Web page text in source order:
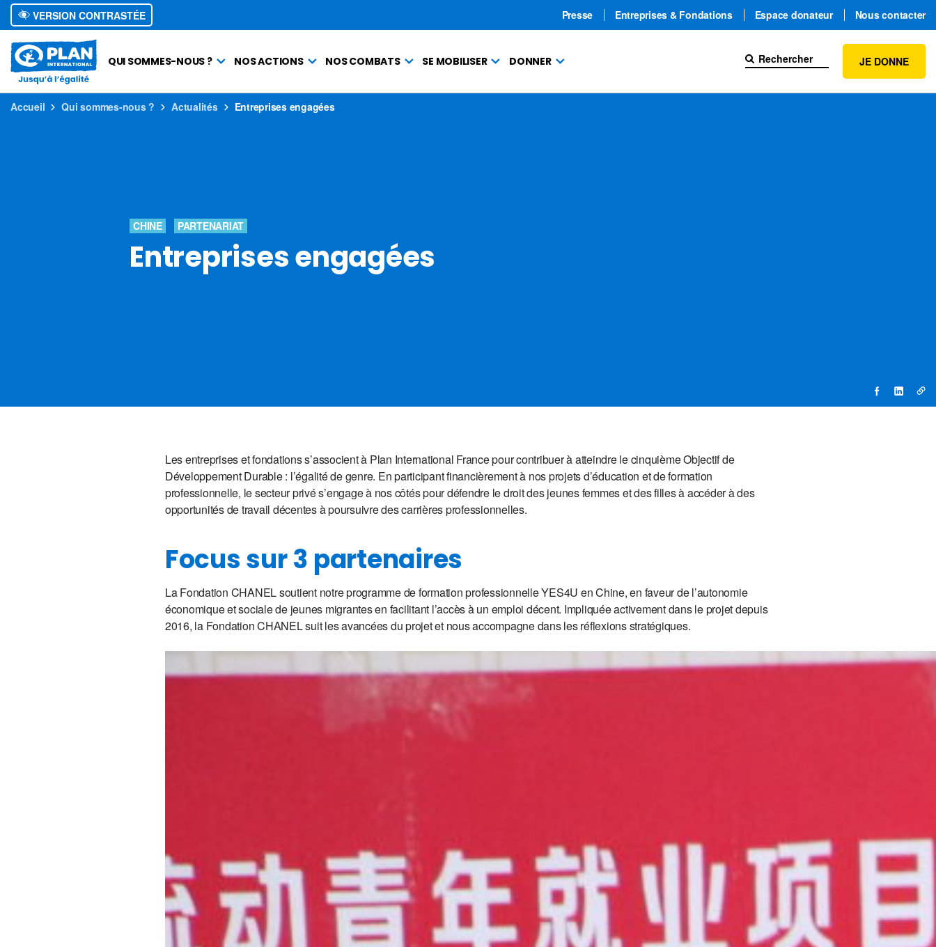
VERSION CONTRASTÉE Presse Entreprises & Fondations Espace donateur Nous contacter
QUI SOMMES-NOUS ? NOS ACTIONS NOS COMBATS SE MOBILISER DONNER JE DONNE
Accueil Qui sommes-nous ? Actualités Entreprises engagées
CHINE PARTENARIAT
Entreprises engagées
Les entreprises et fondations s’associent à Plan International France pour contribuer à atteindre le cinquième Objectif de
Développement Durable : l’égalité de genre. En participant financièrement à nos projets d’éducation et de formation
professionnelle, le secteur privé s’engage à nos côtés pour défendre le droit des jeunes femmes et des filles à accéder à des
opportunités de travail décentes à poursuivre des carrières professionnelles.
Focus sur 3 partenaires
La Fondation CHANEL soutient notre programme de formation professionnelle YES4U en Chine, en faveur de l’autonomie
économique et sociale de jeunes migrantes en facilitant l’accès à un emploi décent. Impliquée activement dans le projet depuis
2016, la Fondation CHANEL suit les avancées du projet et nous accompagne dans les réflexions stratégiques.